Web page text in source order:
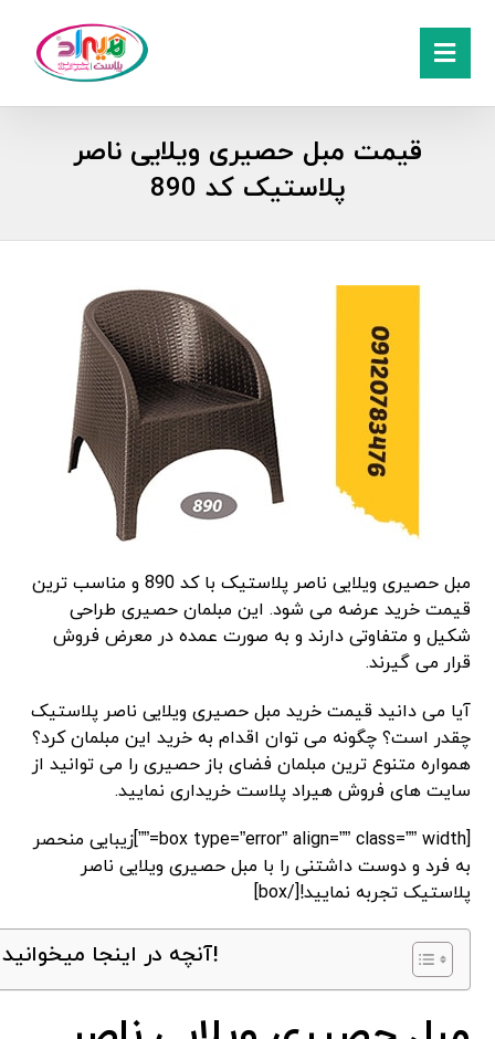
قیمت مبل حصیری ویلایی ناصر
پلاستیک کد 890
مبل حصیری ویلایی ناصر پلاستیک با کد 890 و مناسب ترین
قیمت خرید عرضه می شود. این مبلمان حصیری طراحی
شکیل و متفاوتی دارند و به صورت عمده در معرض فروش
قرار می گیرند.
آیا می دانید قیمت خرید مبل حصیری ویلایی ناصر پلاستیک
چقدر است؟ چگونه می توان اقدام به خرید این مبلمان کرد؟
همواره متنوع ترین مبلمان فضای باز حصیری را می توانید از
سایت های فروش هیراد پلاست خریداری نمایید.
[box type=”error” align=”” class=”” width=””]زیبایی منحصر
به فرد و دوست داشتنی را با مبل حصیری ویلایی ناصر
پلاستیک تجربه نمایید![/box]
آنچه در اینجا میخوانید!